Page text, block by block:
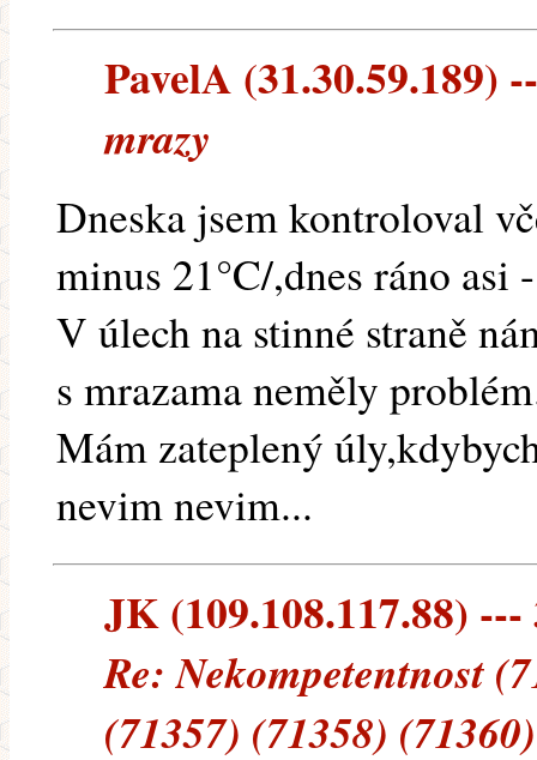
PavelA (31.30.59.189)
mrazy
Dneska jsem kontroloval
minus 21°C/,dnes ráno asi
V úlech na stinné straně
s mrazama neměly
Mám zateplený
nevim nevim...
JK (109.108.117.88) ---
Re: Nekompetentnost
(71357) (71358)